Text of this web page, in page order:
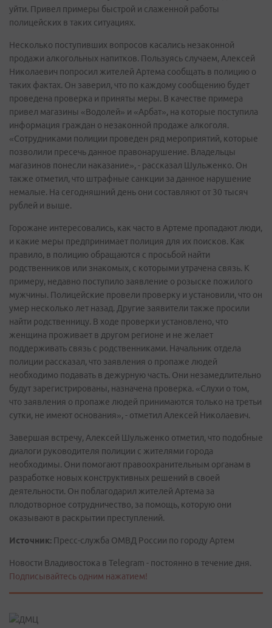
уйти. Привел примеры быстрой и слаженной работы
полицейских в таких ситуациях.
Несколько поступивших вопросов касались незаконной
продажи алкогольных напитков. Пользуясь случаем, Алексей
Николаевич попросил жителей Артема сообщать в полицию о
таких фактах. Он заверил, что по каждому сообщению будет
проведена проверка и приняты меры. В качестве примера
привел магазины «Водолей» и «Арбат», на которые поступила
информация граждан о незаконной продаже алкоголя.
«Сотрудниками полиции проведен ряд мероприятий, которые
позволили пресечь данное правонарушение. Владельцы
магазинов понесли наказание», - рассказал Шульженко. Он
также отметил, что штрафные санкции за данное нарушение
немалые. На сегодняшний день они составляют от 30 тысяч
рублей и выше.
Горожане интересовались, как часто в Артеме пропадают люди,
и какие меры предпринимает полиция для их поисков. Как
правило, в полицию обращаются с просьбой найти
родственников или знакомых, с которыми утрачена связь. К
примеру, недавно поступило заявление о розыске пожилого
мужчины. Полицейские провели проверку и установили, что он
умер несколько лет назад. Другие заявители также просили
найти родственницу. В ходе проверки установлено, что
женщина проживает в другом регионе и не желает
поддерживать связь с родственниками. Начальник отдела
полиции рассказал, что заявления о пропаже людей
необходимо подавать в дежурную часть. Они незамедлительно
будут зарегистрированы, назначена проверка. «Слухи о том,
что заявления о пропаже людей принимаются только на третьи
сутки, не имеют основания», - отметил Алексей Николаевич.
Завершая встречу, Алексей Шульженко отметил, что подобные
диалоги руководителя полиции с жителями города
необходимы. Они помогают правоохранительным органам в
разработке новых конструктивных решений в своей
деятельности. Он поблагодарил жителей Артема за
плодотворное сотрудничество, за помощь, которую они
оказывают в раскрытии преступлений.
Источник: Пресс-служба ОМВД России по городу Артем
Новости Владивостока в Telegram - постоянно в течение дня.
Подписывайтесь одним нажатием!